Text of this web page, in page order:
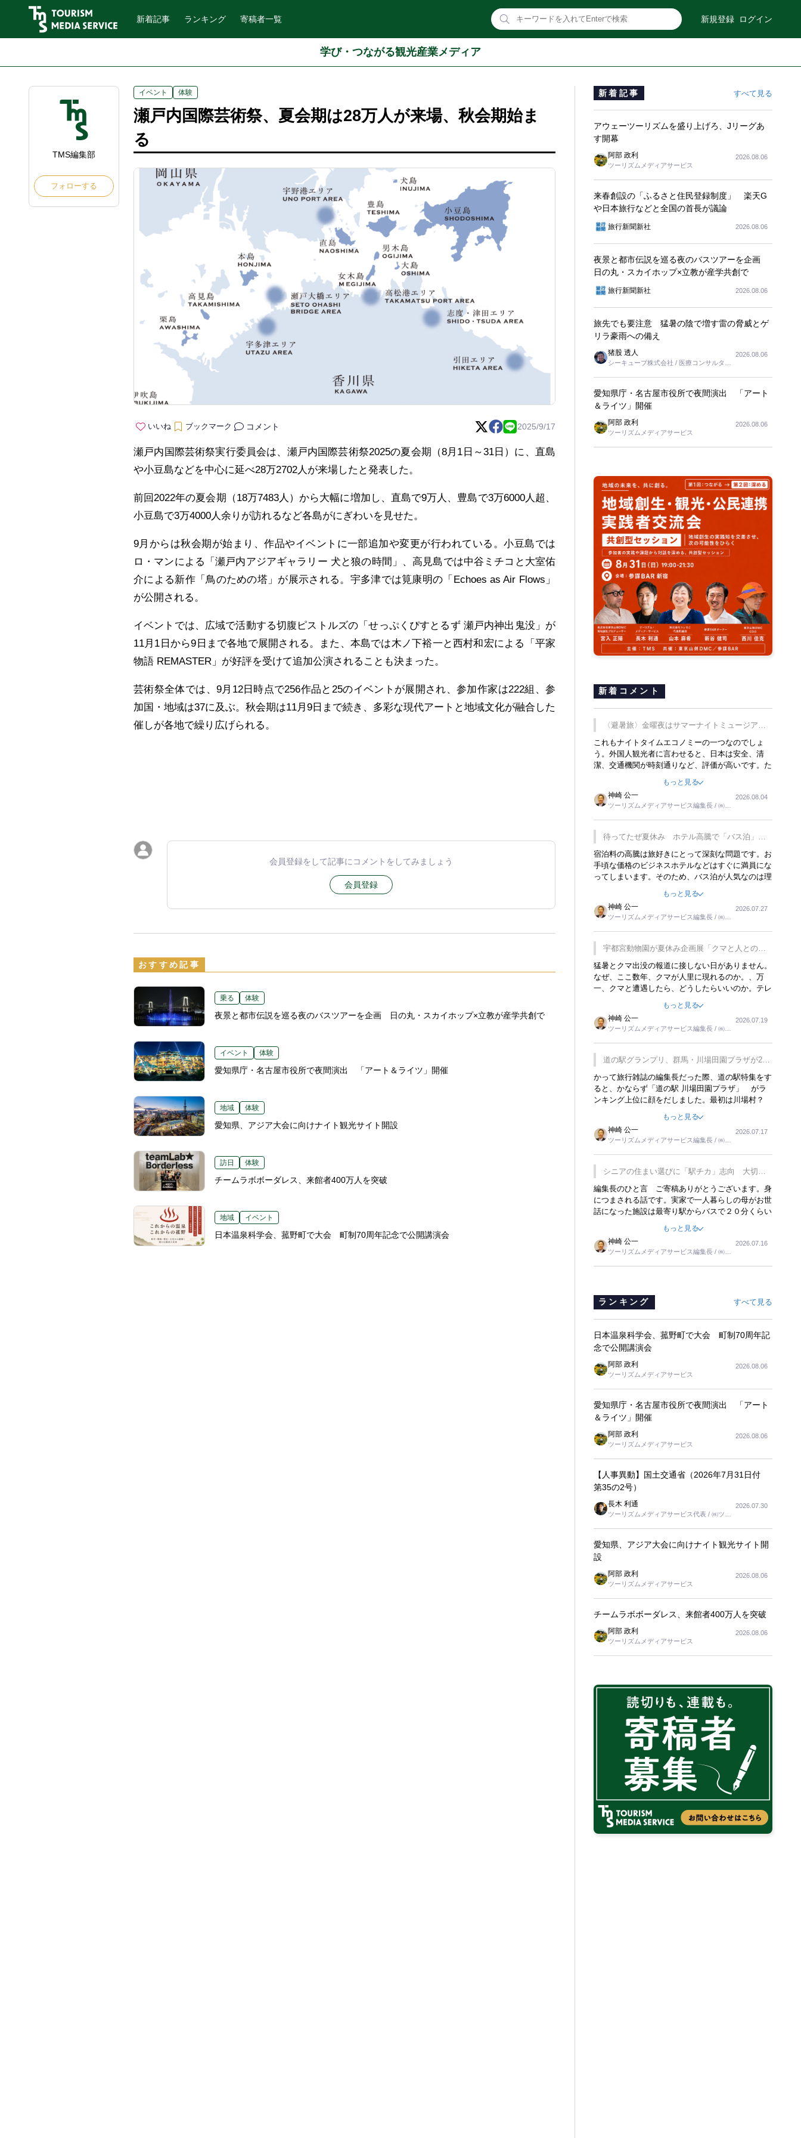
新着記事 ランキング 寄稿者一覧 新規登録 ログイン
学び・つながる観光産業メディア
TMS編集部
フォローする
イベント 体験
瀬戸内国際芸術祭、夏会期は28万人が来場、秋会期始ま
る
いいね ブックマーク コメント 2025/9/17
瀬戸内国際芸術祭実行委員会は、瀬戸内国際芸術祭2025の夏会期（8月1日～31日）に、直島
や小豆島などを中心に延べ28万2702人が来場したと発表した。
前回2022年の夏会期（18万7483人）から大幅に増加し、直島で9万人、豊島で3万6000人超、
小豆島で3万4000人余りが訪れるなど各島がにぎわいを見せた。
9月からは秋会期が始まり、作品やイベントに一部追加や変更が行われている。小豆島では
ロ・マンによる「瀬戸内アジアギャラリー 犬と狼の時間」、高見島では中谷ミチコと大室佑
介による新作「鳥のための塔」が展示される。宇多津では筧康明の「Echoes as Air Flows」
が公開される。
イベントでは、広域で活動する切腹ピストルズの「せっぷくぴすとるず 瀬戸内神出鬼没」が
11月1日から9日まで各地で展開される。また、本島では木ノ下裕一と西村和宏による「平家
物語 REMASTER」が好評を受けて追加公演されることも決まった。
芸術祭全体では、9月12日時点で256作品と25のイベントが展開され、参加作家は222組、参
加国・地域は37に及ぶ。秋会期は11月9日まで続き、多彩な現代アートと地域文化が融合した
催しが各地で繰り広げられる。
会員登録をして記事にコメントをしてみましょう
会員登録
おすすめ記事
乗る 体験
夜景と都市伝説を巡る夜のバスツアーを企画 日の丸・スカイホップ×立教が産学共創で
イベント 体験
愛知県庁・名古屋市役所で夜間演出 「アート＆ライツ」開催
地域 体験
愛知県、アジア大会に向けナイト観光サイト開設
訪日 体験
チームラボボーダレス、来館者400万人を突破
地域 イベント
日本温泉科学会、菰野町で大会 町制70周年記念で公開講演会
新着記事 すべて見る
アウェーツーリズムを盛り上げろ、Jリーグあ
す開幕
阿部 政利
ツーリズムメディアサービス
2026.08.06
来春創設の「ふるさと住民登録制度」 楽天G
や日本旅行などと全国の首長が議論
旅行新聞新社 2026.08.06
夜景と都市伝説を巡る夜のバスツアーを企画
日の丸・スカイホップ×立教が産学共創で
旅行新聞新社 2026.08.06
旅先でも要注意 猛暑の陰で増す雷の脅威とゲ
リラ豪雨への備え
猪股 透人
シーキューブ株式会社 / 医療コンサルタン
2026.08.06
愛知県庁・名古屋市役所で夜間演出 「アート
＆ライツ」開催
阿部 政利
ツーリズムメディアサービス
2026.08.06
新着コメント
〈避暑旅〉金曜夜はサマーナイトミュージア
ム、都立6施設で
これもナイトタイムエコノミーの一つなのでしょ
う。外国人観光者に言わせると、日本は安全、清
潔、交通機関が時刻通りなど、評価が高いです。た
す。そのような意味で、金曜夜にこのようなイベン
トが行われれば、日本人に限らず外国人にとっても
楽しみが増えるでしょうね。
もっと見る
神崎 公一
ツーリズムメディアサービス編集長 / ㈱ツ
2026.08.04
待ってたぜ夏休み ホテル高騰で「バス泊」人
気
宿泊料の高騰は旅好きにとって深刻な問題です。お
手頃な価格のビジネスホテルなどはすぐに満員にな
ってしまいます。そのため、バス泊が人気なのは理
行をした時は、移動はグレイハウンドバスでした。
夕方から夜の便を利用してホテル代を浮かせていま
した。ただし、若いからできたことです。若い人が
夜行バスで京都に行った、青森に行ったと聞くと、
疲れが残らないのかなと思ってしまいます。
もっと見る
神崎 公一
ツーリズムメディアサービス編集長 / ㈱ツ
2026.07.27
宇都宮動物園が夏休み企画展「クマと人との距
離」を7月20日から開催
猛暑とクマ出没の報道に接しない日がありません。
なぜ、ここ数年、クマが人里に現れるのか。、万
一、クマと遭遇したら、どうしたらいいのか。テレ
るなんてことは、冗談でもいえません。そんな中
で、この企画展はタイムリーですね。
もっと見る
神崎 公一
ツーリズムメディアサービス編集長 / ㈱ツ
2026.07.19
道の駅グランプリ、群馬・川場田園プラザが2連
覇
かって旅行雑誌の編集長だった際、道の駅特集をす
ると、かならず「道の駅 川場田園プラザ」 がラ
ンキング上位に顔をだしました。最初は川場村？
れ永井 彰一社長にインタビューしたら、興味深い
話が次々が飛び出しました。プレゼンも巧みで、今
でも思い出すことが２つあります。一つは、従業員
に東京ディズニーランドを見学させ、サービス業、
接客業の何かを理解してもらっていることです。
もう一つは1800円もするプレミアムヨーグルトを
販売するにあたり、社内に懸念もあったそうです。
永井社長は、駐車場に都内ナンバーの高級外車が停
まっていることに目をつけ、高級商品でも売れると
確信したそうです。今回の記事を懐かしく読みまし
もっと見る
神崎 公一
ツーリズムメディアサービス編集長 / ㈱ツ
2026.07.17
シニアの住まい選びに「駅チカ」志向 大切な
のは出かけたくなる暮らし
編集長のひと言 ご寄稿ありがとうございます。身
につまされる話です。実家で一人暮らしの母がお世
話になった施設は最寄り駅からバスで２０分くらい
りました。母の住まいから近いという理由で、その
施設を選択したのですが、私と妹にとっては、半日
仕事ででした。シニアの住まい選びは、当人だけで
はなく、世話をする家族の足の便も考えない外池な
もっと見る
神崎 公一
ツーリズムメディアサービス編集長 / ㈱ツ
2026.07.16
ランキング すべて見る
日本温泉科学会、菰野町で大会 町制70周年記
念で公開講演会
阿部 政利
ツーリズムメディアサービス
2026.08.06
愛知県庁・名古屋市役所で夜間演出 「アート
＆ライツ」開催
阿部 政利
ツーリズムメディアサービス
2026.08.06
【人事異動】国土交通省（2026年7月31日付
第35の2号）
長木 利通
ツーリズムメディアサービス代表 / ㈱ツー
2026.07.30
愛知県、アジア大会に向けナイト観光サイト開
設
阿部 政利
ツーリズムメディアサービス
2026.08.06
チームラボボーダレス、来館者400万人を突破
阿部 政利
ツーリズムメディアサービス
2026.08.06